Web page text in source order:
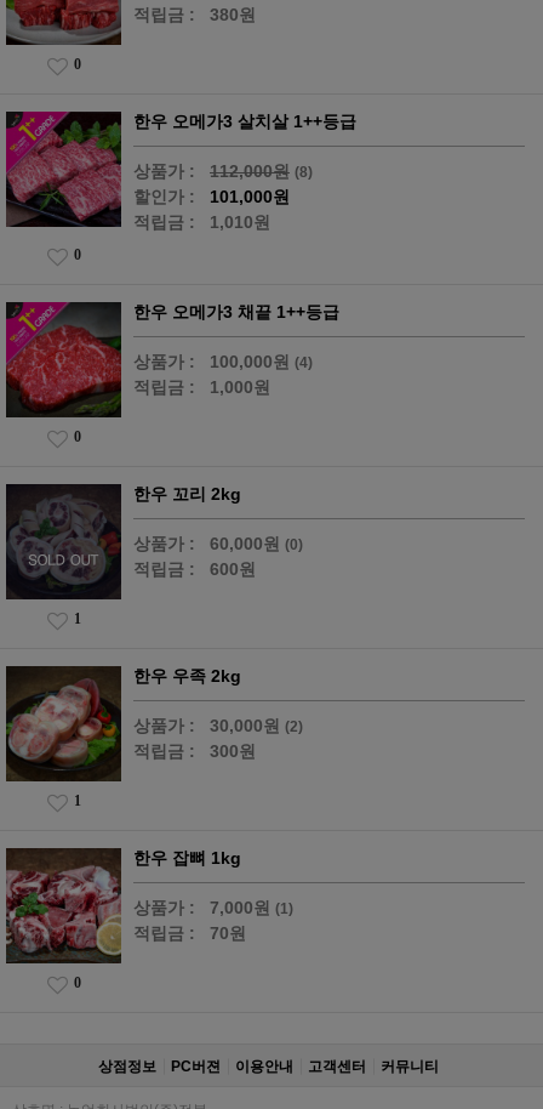
적립금 : 380원
0
한우 오메가3 살치살 1++등급
상품가 : 112,000원 (8)
할인가 :
101,000원
적립금 :
1,010원
0
한우 오메가3 채끝 1++등급
상품가 : 100,000원 (4)
적립금 : 1,000원
0
한우 꼬리 2kg
상품가 : 60,000원 (0)
적립금 : 600원
1
한우 우족 2kg
상품가 : 30,000원 (2)
적립금 : 300원
1
한우 잡뼈 1kg
상품가 : 7,000원 (1)
적립금 : 70원
0
상점정보 PC버젼 이용안내 고객센터 커뮤니티